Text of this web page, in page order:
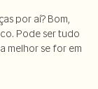
por aí? Bom,
Pode ser tudo
melhor se for em